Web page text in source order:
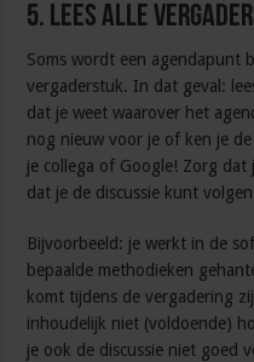
5. Lees alle
Soms wordt een agendapunt
vergaderstuk. In dat geval:
dat je weet waarover het
nog nieuw voor je of ken je
je collega of Google! Zorg
dat je de discussie kunt
Bijvoorbeeld: je werkt in de
bepaalde methodieken
komt tijdens de vergadering
inhoudelijk niet (voldoende)
je ook de discussie niet goed